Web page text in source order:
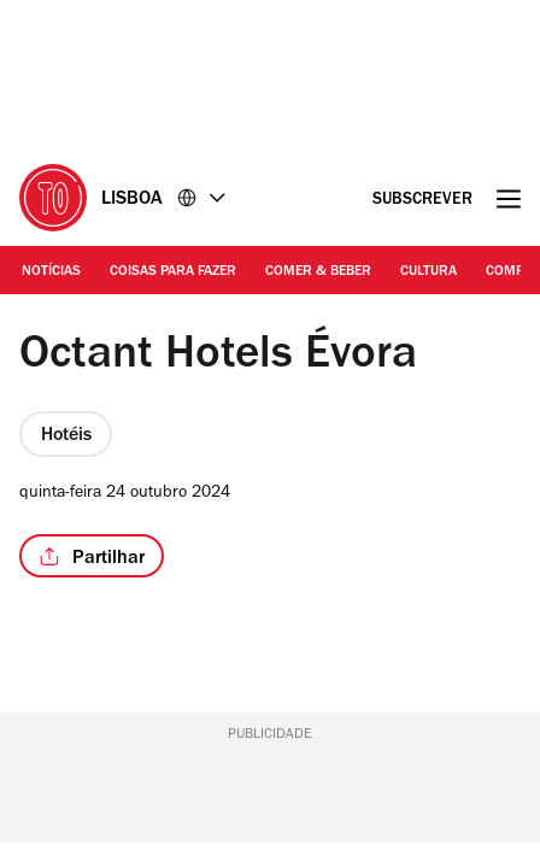
LISBOA SUBSCREVER
NOTÍCIAS COISAS PARA FAZER COMER & BEBER CULTURA
DR
Octant Hotels Évora
Hotéis
quinta-feira 24 outubro 2024
Partilhar
PUBLICIDADE